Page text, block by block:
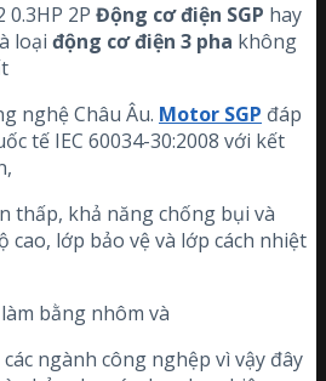
2P Động cơ điện SGP hay
loại động cơ điện 3 pha không
nghệ Châu Âu. Motor SGP đáp
tế IEC 60034-30:2008 với kết
thấp, khả năng chống bụi và
cao, lớp bảo vệ và lớp cách nhiệt
bằng nhôm và
ngành công nghệp vì vậy đây